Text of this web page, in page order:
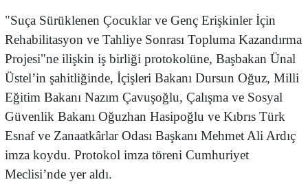
"Suça Sürüklenen Çocuklar ve Genç Erişkinler İçin
Rehabilitasyon ve Tahliye Sonrası Topluma Kazandırma
Projesi"ne ilişkin iş birliği protokolüne, Başbakan Ünal
Üstel’in şahitliğinde, İçişleri Bakanı Dursun Oğuz, Milli
Eğitim Bakanı Nazım Çavuşoğlu, Çalışma ve Sosyal
Güvenlik Bakanı Oğuzhan Hasipoğlu ve Kıbrıs Türk
Esnaf ve Zanaatkârlar Odası Başkanı Mehmet Ali Ardıç
imza koydu. Protokol imza töreni Cumhuriyet
Meclisi’nde yer aldı.